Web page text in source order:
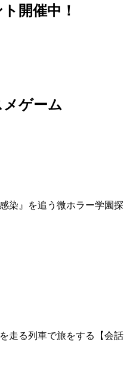
開催中！
ゲーム
染』を追う微ホラー学園探
走る列車で旅をする【会話